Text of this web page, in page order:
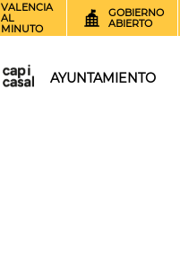
VALENCIA
AL
MINUTO
GOBIERNO
ABIERTO
AYUNTAMIENTO